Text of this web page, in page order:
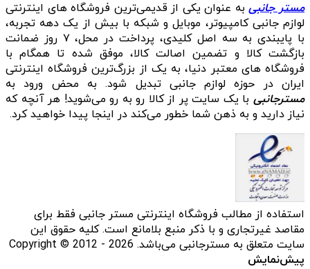
مستر جانبیبه عنوان یکی از قدیمی‌ترین فروشگاه های اینترنتی
لوازم جانبی کامپیوتر، موبایل و شبکه با بیش از یک دهه تجربه،
با پایبندی به سه اصل کلیدی، پرداخت در محل، ۷ روز ضمانت
بازگشت کالا و تضمین اصالت کالا، موفق شده تا همگام با
فروشگاه‌ های معتبر دنیا، به یک از بزرگ‌ترین فروشگاه اینترنتی
ایران در حوزه لوازم جانبی تبدیل شود. به محض ورود به
مسترجانبی با یک سایت پر از کالا رو به رو می‌شوید! هر آنچه که
نیاز دارید و به ذهن شما خطور می‌کند در اینجا پیدا خواهید کرد.
استفاده از مطالب فروشگاه اینترنتی مستر جانبی فقط برای
مقاصد غیرتجاری و با ذکر منبع بلامانع است. کلیه حقوق این
سایت متعلق به مسترجانبی می‌باشد. Copyright © 2012 - 2026
پیش‌نمایش